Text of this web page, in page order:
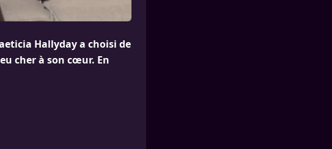
Hallyday a choisi de
cher à son cœur. En